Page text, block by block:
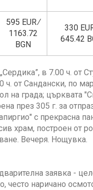
595 EUR ∕
1163.72
BGN
330
645.42
в 7.00 ч. от
ч. от Сандански, по
на града; църквата
през 305 г. за
с прекрасна
храм, построен от
Вечеря. Нощувка.
заявка -
често наричано